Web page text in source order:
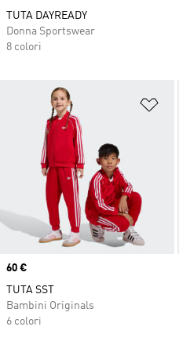
TUTA DAYREADY
Donna Sportswear
8 colori
Price
60 €
TUTA SST
Bambini Originals
6 colori